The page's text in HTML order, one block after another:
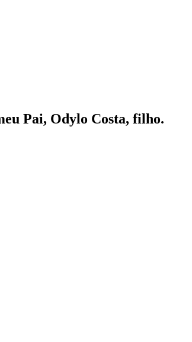
Pai, Odylo Costa, filho.